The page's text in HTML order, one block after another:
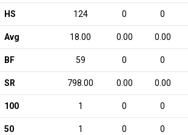
HS 124 0 0
Avg 18.00 0.00 0.00
BF 59 0 0
SR 798.00 0.00 0.00
100 1 0 0
50 1 0 0